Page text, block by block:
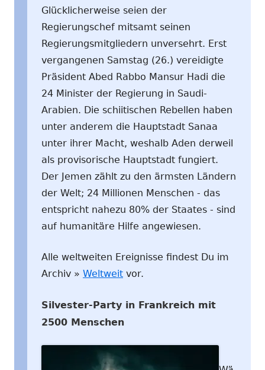
Glücklicherweise seien der
Regierungschef mitsamt seinen
Regierungsmitgliedern unversehrt. Erst
vergangenen Samstag (26.) vereidigte
Präsident Abed Rabbo Mansur Hadi die
24 Minister der Regierung in Saudi-
Arabien. Die schiitischen Rebellen haben
unter anderem die Hauptstadt Sanaa
unter ihrer Macht, weshalb Aden derweil
als provisorische Hauptstadt fungiert.
Der Jemen zählt zu den ärmsten Ländern
der Welt; 24 Millionen Menschen - das
entspricht nahezu 80% der Staates - sind
auf humanitäre Hilfe angewiesen.
Alle weltweiten Ereignisse findest Du im
Archiv » Weltweit vor.
Silvester-Party in Frankreich mit
2500 Menschen